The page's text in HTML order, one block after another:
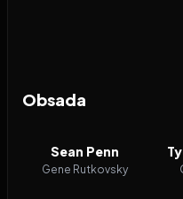
Obsada
Sean Penn
Gene Rutkovsky